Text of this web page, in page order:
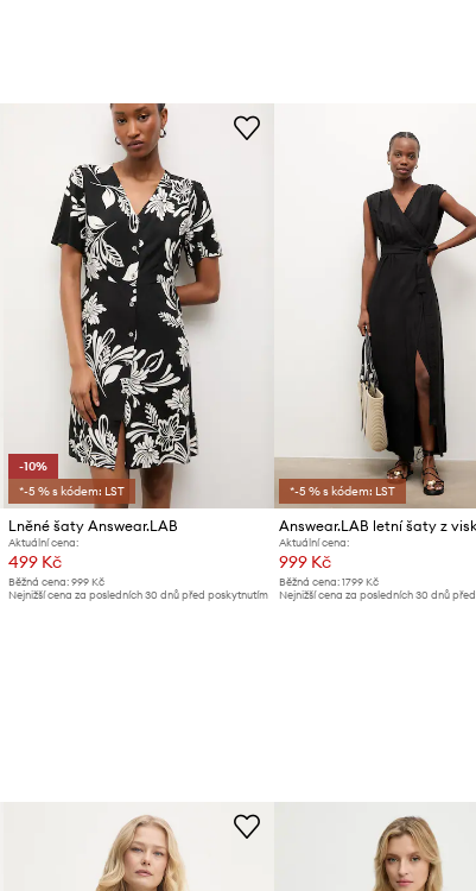
ID produktu
-10%
*-5 % s kódem: LST
Lněné šaty Answear.LAB
Aktuální cena:
499 Kč
Běžná cena: 999 Kč
Nejnižší cena za posledních 30 dnů před poskytnutím
*-5 % s kódem: LST
Answear.LAB letní šaty z
Aktuální cena:
999 Kč
Běžná cena: 1799 Kč
Nejnižší cena za posledních 30 dnů